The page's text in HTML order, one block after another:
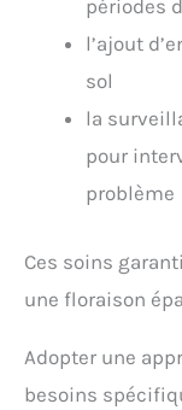
périodes
l’ajout
sol
la
pour
problème
Ces soins
une floraison
Adopter une
besoins